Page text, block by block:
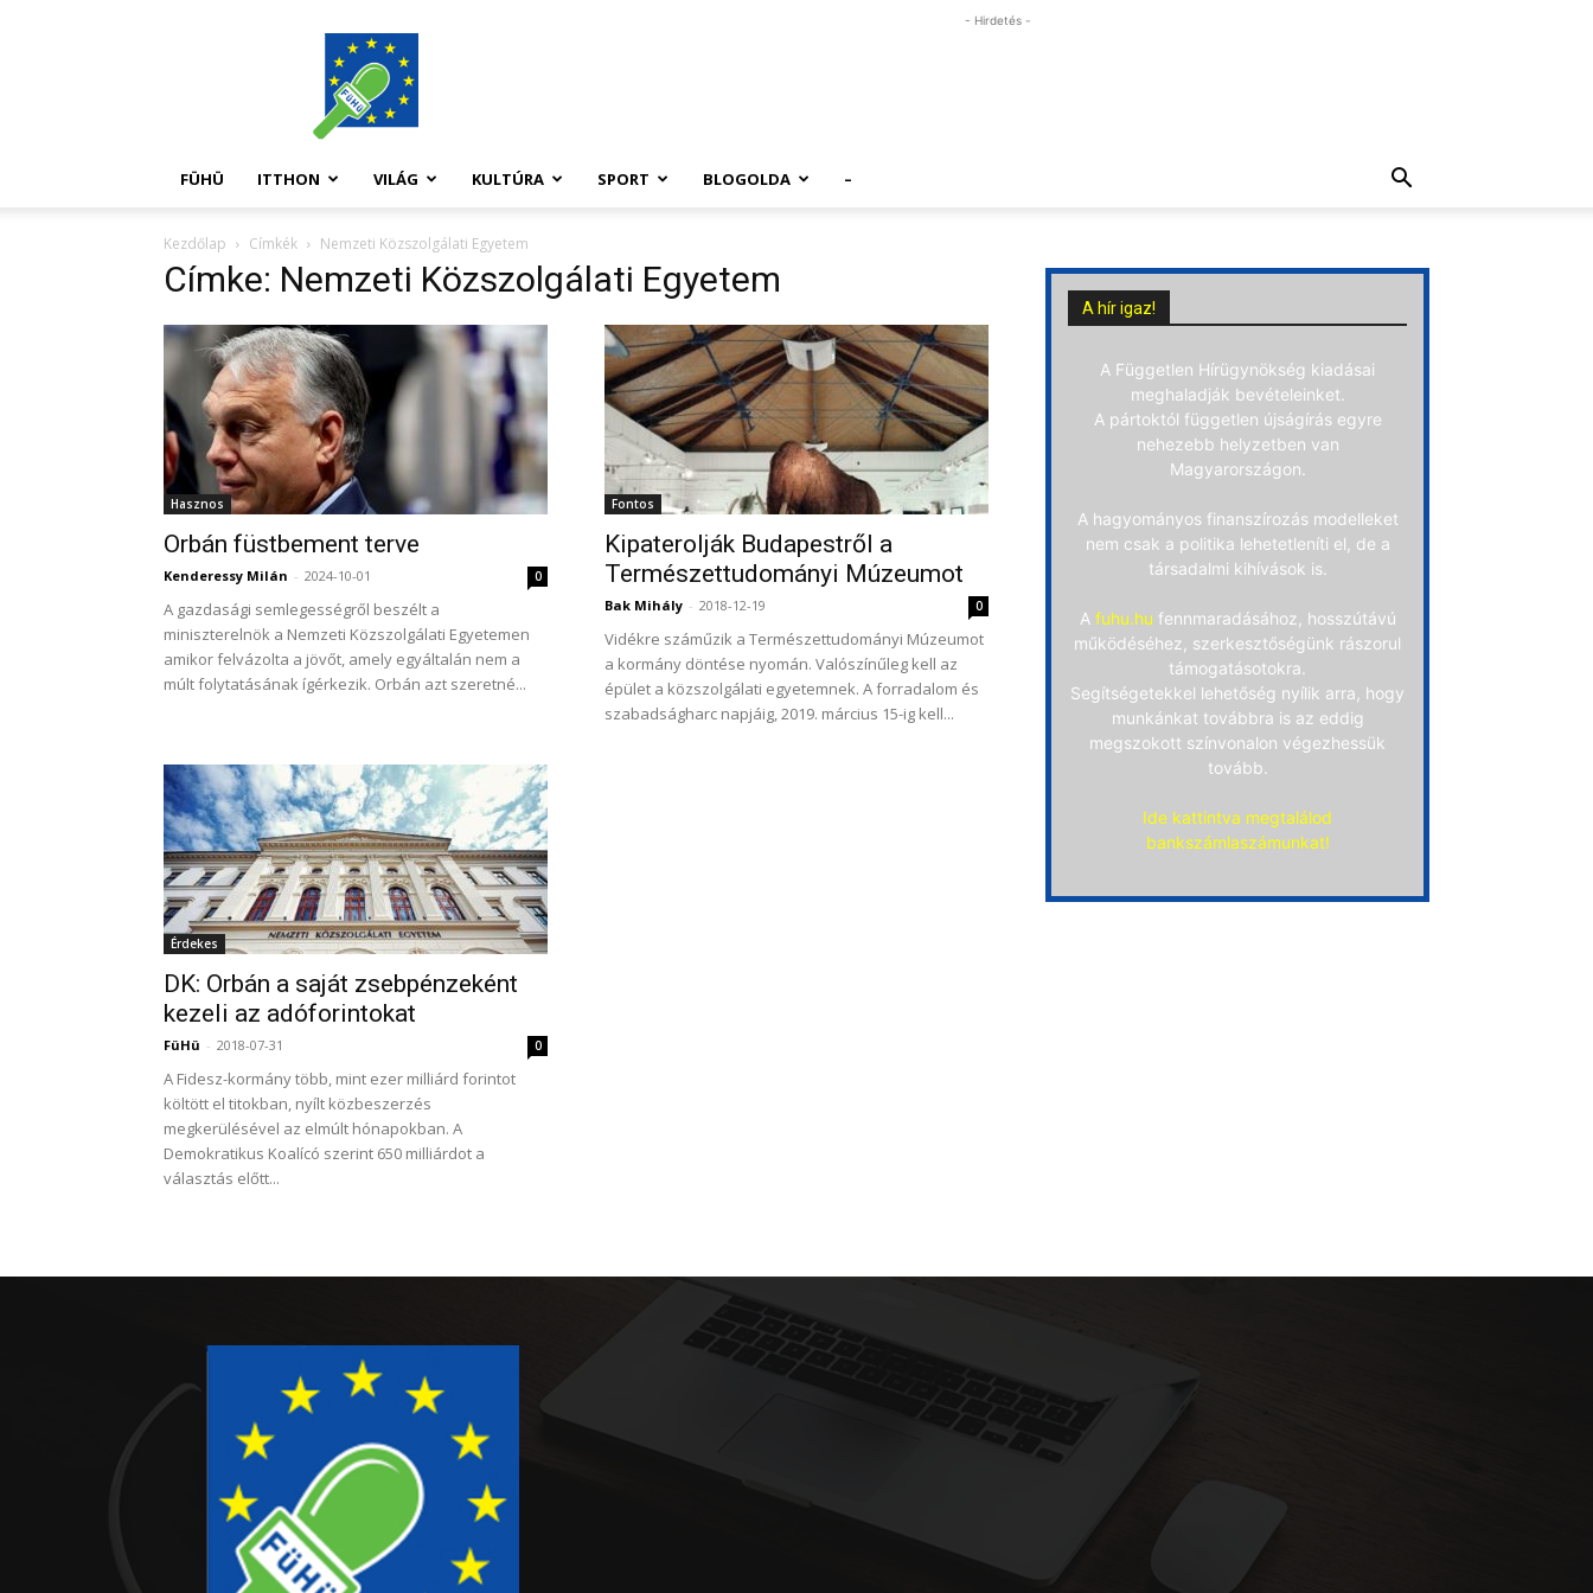
FüHü
- Hirdetés -
FÜHÜ ITTHON VILÁG KULTÚRA SPORT BLOGOLDA –
Kezdőlap Címkék Nemzeti Közszolgálati Egyetem
Címke: Nemzeti Közszolgálati Egyetem
Hasznos
Orbán füstbement terve
Kenderessy Milán - 2024-10-01 0
A gazdasági semlegességről beszélt a
miniszterelnök a Nemzeti Közszolgálati Egyetemen
amikor felvázolta a jövőt, amely egyáltalán nem a
múlt folytatásának ígérkezik. Orbán azt szeretné...
Fontos
Kipaterolják Budapestről a
Természettudományi Múzeumot
Bak Mihály - 2018-12-19 0
Vidékre száműzik a Természettudományi Múzeumot
a kormány döntése nyomán. Valószínűleg kell az
épület a közszolgálati egyetemnek. A forradalom és
szabadságharc napjáig, 2019. március 15-ig kell...
Érdekes
DK: Orbán a saját zsebpénzeként
kezeli az adóforintokat
FüHü - 2018-07-31 0
A Fidesz-kormány több, mint ezer milliárd forintot
költött el titokban, nyílt közbeszerzés
megkerülésével az elmúlt hónapokban. A
Demokratikus Koalícó szerint 650 milliárdot a
választás előtt...
A hír igaz!
A Független Hírügynökség kiadásai
meghaladják bevételeinket.
A pártoktól független újságírás egyre
nehezebb helyzetben van
Magyarországon.
A hagyományos finanszírozás modelleket
nem csak a politika lehetetleníti el, de a
társadalmi kihívások is.
A fuhu.hu fennmaradásához, hosszútávú
működéséhez, szerkesztőségünk rászorul
támogatásotokra.
Segítségetekkel lehetőség nyílik arra, hogy
munkánkat továbbra is az eddig
megszokott színvonalon végezhessük
tovább.
Ide kattintva megtalálod
bankszámlaszámunkat!